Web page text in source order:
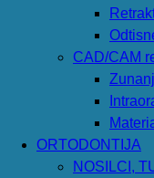
CAD/CAM
ORTODONTIJA
NOSILCI,